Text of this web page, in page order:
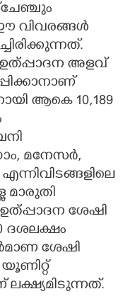
വിവരങ്ങൾ
അളവ്
ആകെ 10,189
മനേസർ,
മാരുതി
ശേഷി
ദശലക്ഷം
ശേഷി